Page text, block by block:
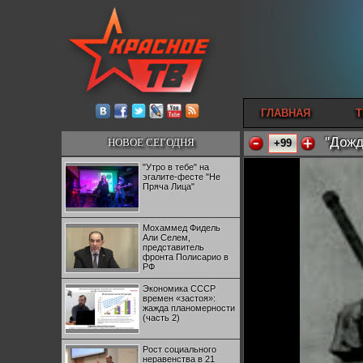
ГЛАВНАЯ
НОВОЕ СЕГОДНЯ
"Утро в тебе" на
эгалите-фесте "Не
Пряча Лица"
Мохаммед Фидель
Али Селем,
представитель
фронта Полисарио в
РФ
Экономика СССР
времен «застоя»:
жажда планомерности
(часть 2)
Рост социального
неравенства в 21
+99